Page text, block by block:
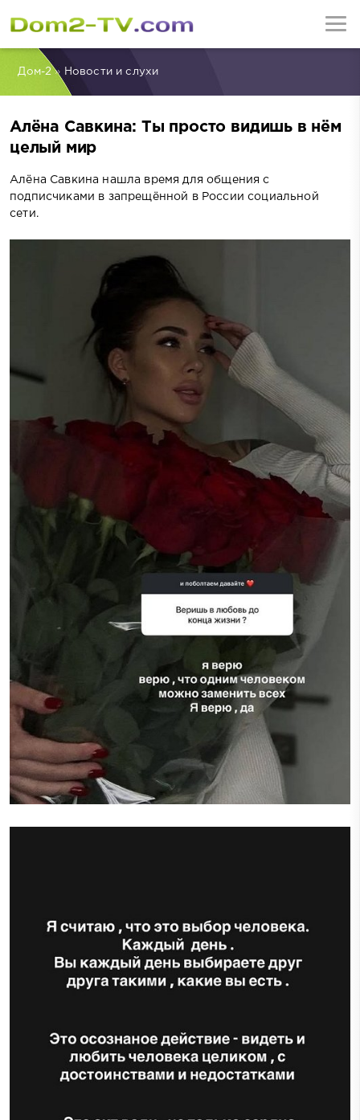
Дом-2» Новости и слухи
Алёна Савкина: Ты просто видишь в нём
целый мир
Алёна Савкина нашла время для общения с
подписчиками в запрещённой в России социальной
сети.